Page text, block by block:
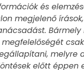
és
megjelenő
melyre
előtt éppen